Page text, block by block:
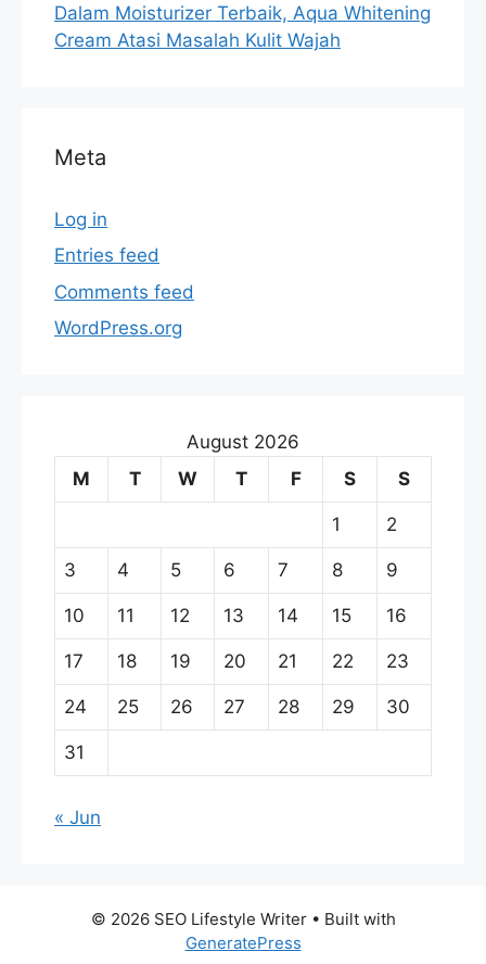
Dalam Moisturizer Terbaik, Aqua Whitening
Cream Atasi Masalah Kulit Wajah
Meta
Log in
Entries feed
Comments feed
WordPress.org
August 2026
M
T W T F S S
1 2
3 4 5 6 7 8 9
10 11 12 13 14 15 16
17 18 19 20 21 22 23
24 25 26 27 28 29 30
31
« Jun
© 2026 SEO Lifestyle Writer• Built with
GeneratePress